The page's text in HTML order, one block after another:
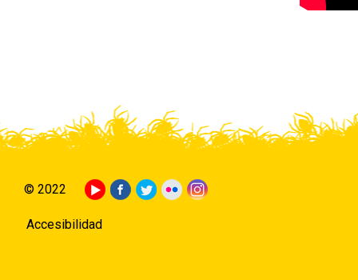
© 2022
Accesibilidad